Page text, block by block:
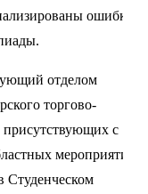
ошибки,
отделом
торгово-
присутствующих с
мероприятий.
Студенческом